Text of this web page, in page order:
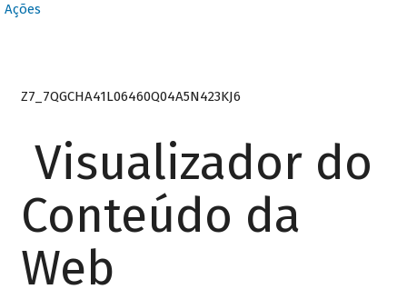
Ações
Z7_7QGCHA41L06460Q04A5N423KJ6
Visualizador do
Conteúdo da
Web